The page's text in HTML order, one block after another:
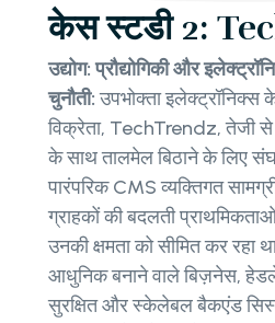
केस स्टडी 2:
उद्योग: प्रौद्योगिकी और
चुनौती:उपभोक्ता
विक्रेता, TechTrendz, तेजी
के साथ तालमेल बिठाने के लिए
पारंपरिक CMS व्यक्तिगत
ग्राहकों की बदलती
उनकी क्षमता को सीमित कर रहा
आधुनिक बनाने वाले बिज़नेस,
सुरक्षित और स्केलेबल बैकएंड